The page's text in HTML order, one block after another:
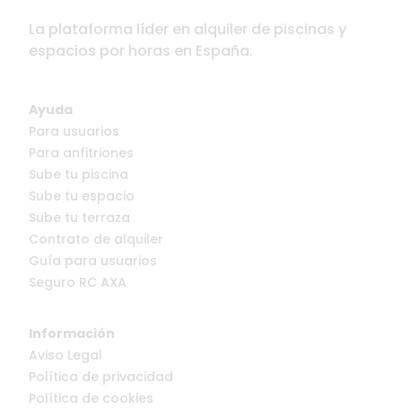
La plataforma líder en alquiler de piscinas y
espacios por horas en España.
Ayuda
Para usuarios
Para anfitriones
Sube tu piscina
Sube tu espacio
Sube tu terraza
Contrato de alquiler
Guía para usuarios
Seguro RC AXA
Información
Aviso Legal
Política de privacidad
Política de cookies